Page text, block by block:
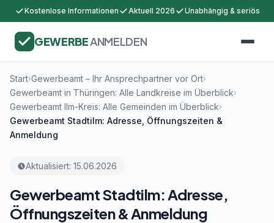
Kostenlose Informationen Aktuell 2026 Unabhängig & seriös
GEWERBEANMELDEN
Start›Gewerbeamt – Ihr Ansprechpartner vor Ort›
Gewerbeamt in Thüringen: Alle Landkreise im Überblick›
Gewerbeamt Ilm-Kreis: Alle Gemeinden im Überblick›
Gewerbeamt Stadtilm: Adresse, Öffnungszeiten &
Anmeldung
Aktualisiert: 15.06.2026
Gewerbeamt Stadtilm: Adresse,
Öffnungszeiten & Anmeldung